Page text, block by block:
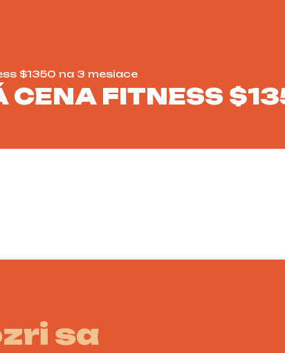
$1350 na 3 mesiace
CENA FITNESS
sa